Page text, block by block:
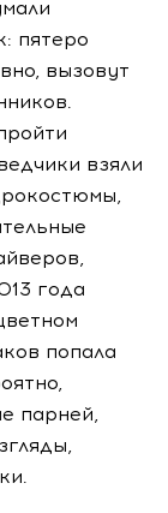
пятеро
вызовут
взяли
года
попала
парней,